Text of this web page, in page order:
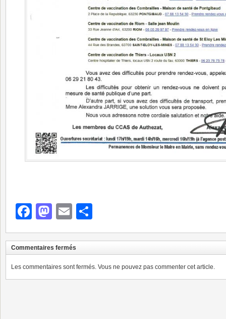
Facebook
Mastodon
Email
Commentaires fermés
Les commentaires sont fermés. Vous ne pouvez pas commenter cet article.